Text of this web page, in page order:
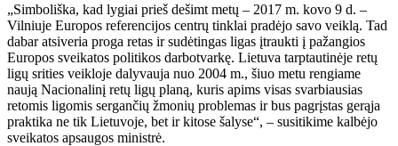
„Simboliška, kad lygiai prieš dešimt metų – 2017 m. kovo 9 d. –
Vilniuje Europos referencijos centrų tinklai pradėjo savo veiklą. Tad
dabar atsiveria proga retas ir sudėtingas ligas įtraukti į pažangios
Europos sveikatos politikos darbotvarkę. Lietuva tarptautinėje retų
ligų srities veikloje dalyvauja nuo 2004 m., šiuo metu rengiame
naują Nacionalinį retų ligų planą, kuris apims visas svarbiausias
retomis ligomis sergančių žmonių problemas ir bus pagrįstas gerąja
praktika ne tik Lietuvoje, bet ir kitose šalyse“, – susitikime kalbėjo
sveikatos apsaugos ministrė.